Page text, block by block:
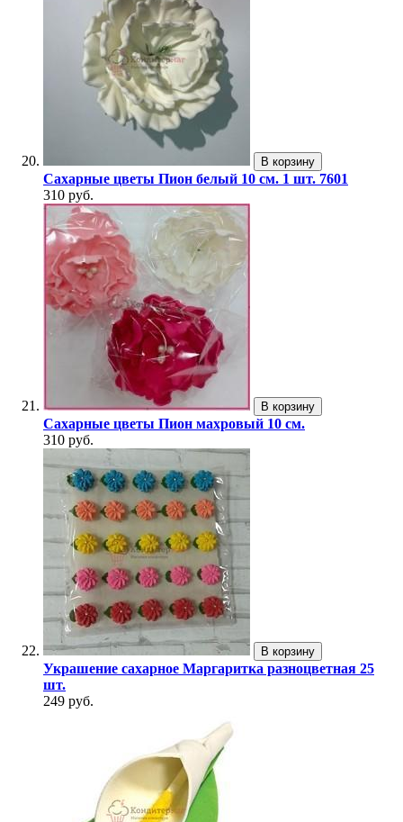
В корзину
Сахарные цветы Пион белый 10 см. 1 шт. 7601
310 руб.
В корзину
Сахарные цветы Пион махровый 10 см.
310 руб.
В корзину
Украшение сахарное Маргаритка разноцветная 25
шт.
249 руб.